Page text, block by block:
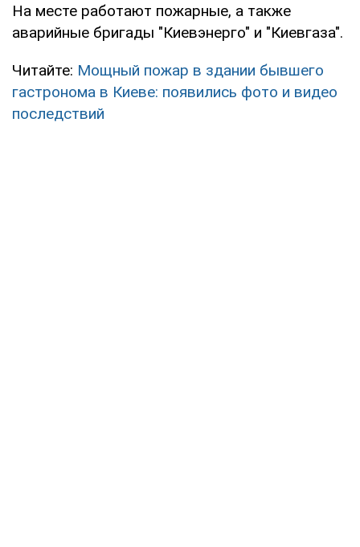
На месте работают пожарные, а также
аварийные бригады "Киевэнерго" и "Киевгаза".
Читайте: Мощный пожар в здании бывшего
гастронома в Киеве: появились фото и видео
последствий